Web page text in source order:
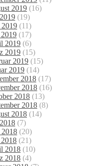
2019 (16)
(19)
2019 (11)
(17)
2019 (6)
2019 (15)
2019 (15)
2019 (14)
2018 (17)
2018 (16)
2018 (13)
2018 (8)
2018 (14)
(7)
2018 (20)
(21)
2018 (10)
2018 (4)